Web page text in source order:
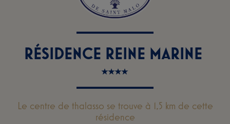
RÉSIDENCE REINE MARINE
Le centre de thalasso se trouve à 1,5 km de cette
résidence